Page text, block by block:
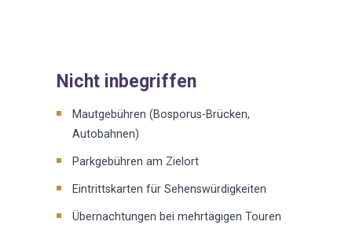
Nicht inbegriffen
Mautgebühren (Bosporus-Brücken,
Autobahnen)
Parkgebühren am Zielort
Eintrittskarten für Sehenswürdigkeiten
Übernachtungen bei mehrtägigen Touren